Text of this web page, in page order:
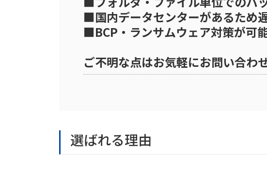
■国内データセンターがあるため
■BCP・ランサムウェア対策が可能
ご不明な点はお気軽にお問い合わ
選ばれる理由